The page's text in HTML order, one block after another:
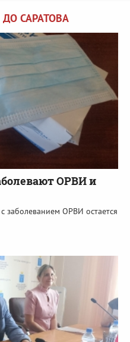
САРАТОВА
ОРВИ и
заболеванием ОРВИ остается